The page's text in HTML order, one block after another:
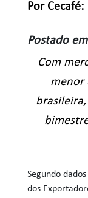
Por Cecafé:
Postado
Com
menor
Segundo
dos